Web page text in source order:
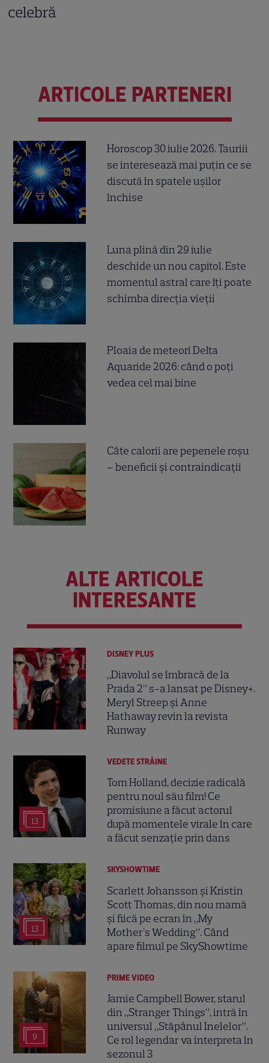
celebră
ARTICOLE PARTENERI
Horoscop 30 iulie 2026. Tauriii
se interesează mai puțin ce se
discută în spatele ușilor
închise
Luna plină din 29 iulie
deschide un nou capitol. Este
momentul astral care îți poate
schimba direcția vieții
Ploaia de meteori Delta
Aquaride 2026: când o poți
vedea cel mai bine
Câte calorii are pepenele roșu
– beneficii și contraindicații
ALTE ARTICOLE
INTERESANTE
DISNEY PLUS
„Diavolul se îmbracă de la
Prada 2” s-a lansat pe Disney+.
Meryl Streep și Anne
Hathaway revin la revista
Runway
13
VEDETE STRĂINE
Tom Holland, decizie radicală
pentru noul său film! Ce
promisiune a făcut actorul
după momentele virale în care
a făcut senzație prin dans
13
SKYSHOWTIME
Scarlett Johansson și Kristin
Scott Thomas, din nou mamă
și fiică pe ecran în „My
Mother's Wedding”. Când
apare filmul pe SkyShowtime
9
PRIME VIDEO
Jamie Campbell Bower, starul
din „Stranger Things”, intră în
universul „Stăpânul Inelelor”.
Ce rol legendar va interpreta în
sezonul 3